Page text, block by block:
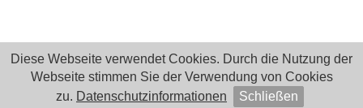
Diese Webseite verwendet Cookies. Durch die Nutzung der
Webseite stimmen Sie der Verwendung von Cookies
zu. Datenschutzinformationen Schließen